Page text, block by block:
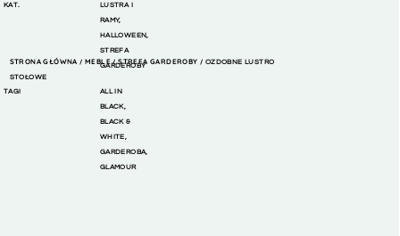
KAT.
LUSTRA I
RAMY,
HALLOWEEN,
STREFA
GARDEROBY
TAGI
ALL IN
BLACK,
BLACK &
WHITE,
GARDEROBA,
GLAMOUR
STRONA GŁÓWNA /MEBLE/STREFA GARDEROBY / OZDOBNE LUSTRO
STOŁOWE